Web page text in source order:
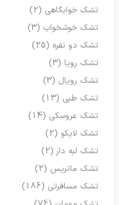
تشک خوابگاهی (2)
تشک خوشخواب (3)
تشک دو نفره (25)
تشک رویا (3)
تشک رویال (3)
تشک طبی (13)
تشک عروسکی (14)
تشک لایکو (2)
تشک لبه دار(2)
تشک ماتریس (2)
تشک مسافرتی (186)